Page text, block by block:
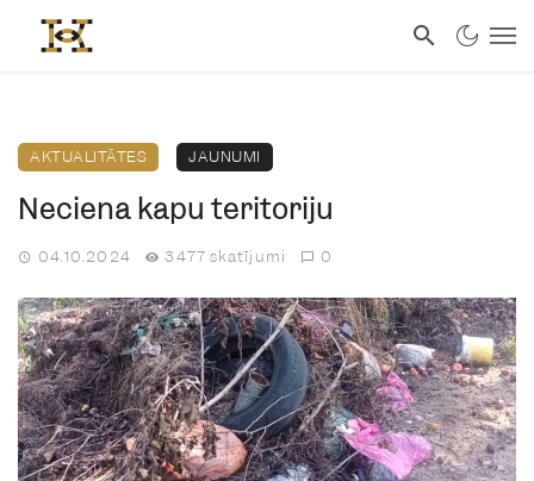
AKTUALITĀTES JAUNUMI
Neciena kapu teritoriju
04.10.2024 3477 skatījumi 0